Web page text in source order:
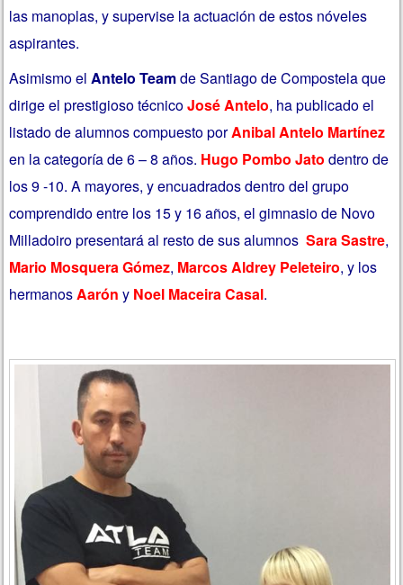
las manoplas, y supervise la actuación de estos nóveles
aspirantes.
Asimismo elAntelo Teamde Santiago de Compostela que
dirige el prestigioso técnicoJosé Antelo, ha publicado el
listado de alumnos compuesto porAnibal Antelo Martínez
en la categoría de 6 – 8 años. Hugo Pombo Jato dentro de
los 9 -10. A mayores, y encuadrados dentro del grupo
comprendido entre los 15 y 16 años, el gimnasio de Novo
Milladoiro presentará al resto de sus alumnosSara Sastre,
Mario Mosquera Gómez, Marcos Aldrey Peleteiro, y los
hermanosAarón y Noel Maceira Casal.